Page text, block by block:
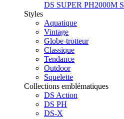
DS SUPER PH2000M
Styles
Aquatique
Vintage
Globe-trotteur
Classique
Tendance
Outdoor
Squelette
Collections emblématiques
DS Action
DS PH
DS-X